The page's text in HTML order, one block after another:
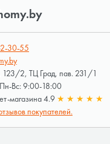
30-55
123/2, ТЦ Град, пав. 231/1
Вс: 9:00-18:00
магазина 4.9 ★ ★ ★ ★ ★
покупателей.